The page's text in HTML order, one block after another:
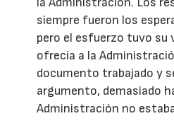
siempre fueron los
pero el esfuerzo tuvo su
ofrecía a la
documento trabajado y
argumento, demasiado
Administración no